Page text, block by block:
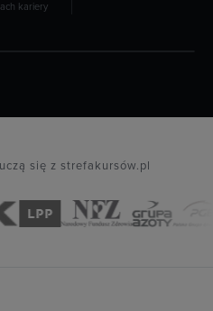
kariery
uczą się z strefakursów.pl